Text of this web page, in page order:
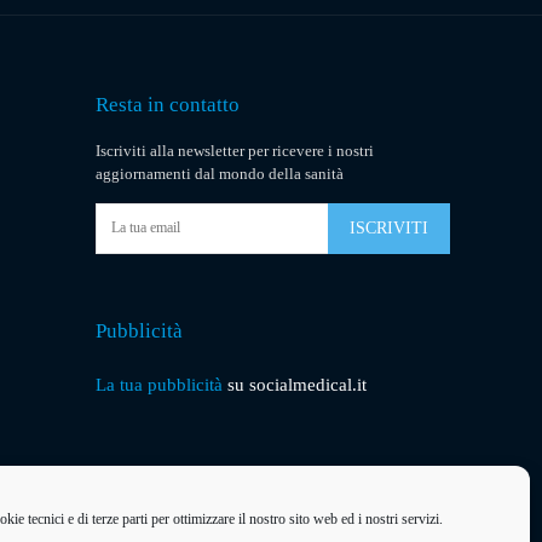
tecnici e di terze parti per ottimizzare il nostro sito web ed i nostri servizi.
Resta in contatto
Iscriviti alla newsletter per ricevere i nostri
aggiornamenti dal mondo della sanità
ISCRIVITI
Pubblicità
La tua pubblicità su socialmedical.it